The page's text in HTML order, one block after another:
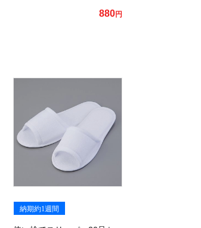
880円
納期約1週間